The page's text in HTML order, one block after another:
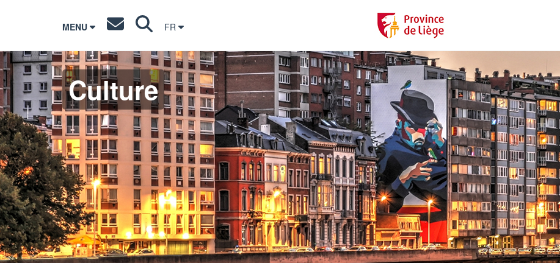
MENU FR
Culture